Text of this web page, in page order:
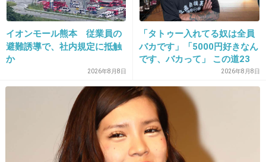
23. 匿名2019/01/08(火) 20:19:57
長女ひとりっ子で父似 悲しいくらい父似 ムッサリした芋顔
2019/01/08(火) 20:20:00
イオンモール熊本 従業員の
避難誘導で、社内規定に抵触
か
2026年8月8日
「タトゥー入れてる奴は全員
バカです」「5000円好きなん
です、バカって」 この道23
年の彫り師YouTuberの動画
が話題
2026年8月8日